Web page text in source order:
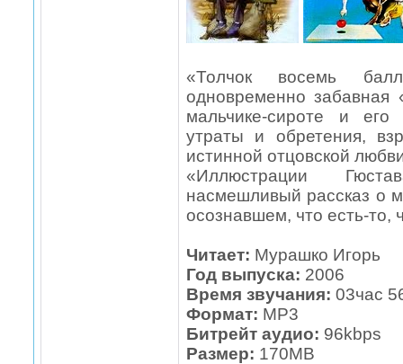
«Толчок восемь
одновременно забавная
мальчике-сироте и
утраты и обретения,
истинной отцовской
«Иллюстрации
насмешливый рассказ о
осознавшем, что есть-то,
Читает: Мурашко Игорь
Год выпуска: 2006
Время звучания: 03час
Формат: МР3
Битрейт аудио: 96kbps
Размер: 170МВ